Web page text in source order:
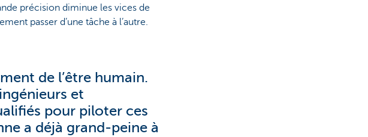
précision diminue les vices de
passer d’une tâche à l’autre.
de l’être humain.
et
pour piloter ces
a déjà grand-peine à